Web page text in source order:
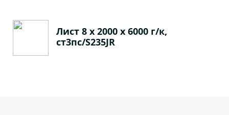
Лист 8 х 2000 х 6000 г/к,
ст3пс/S235JR